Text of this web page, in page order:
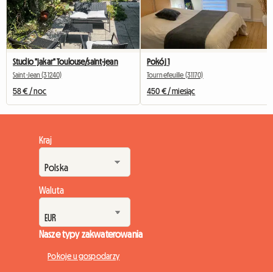
Studio "jakar" Toulouse/saint-jean
Saint-Jean (31240)
58 € / noc
Pokój 1
Tournefeuille (31170)
450 € / miesiąc
Kraj
Waluta
Nasze typy zakwaterowania
Pokoje u gospodarzy